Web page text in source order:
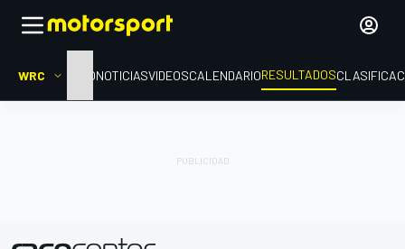
WRC INICIONOTICIASVIDEOSCALENDARIORESULTADOS